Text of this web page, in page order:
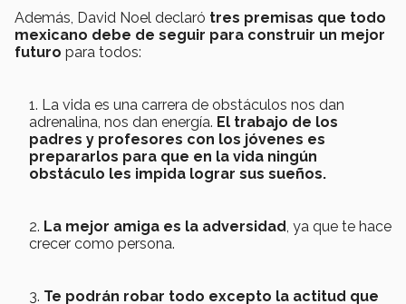
Además, David Noel declaró tres premisas que todo
mexicano debe de seguir para construir un mejor
futuro para todos:
La vida es una carrera de obstáculos nos dan
adrenalina, nos dan energía. El trabajo de los
padres y profesores con los jóvenes es
prepararlos para que en la vida ningún
obstáculo les impida lograr sus sueños.
La mejor amiga es la adversidad, ya que te hace
crecer como persona.
Te podrán robar todo excepto la actitud que